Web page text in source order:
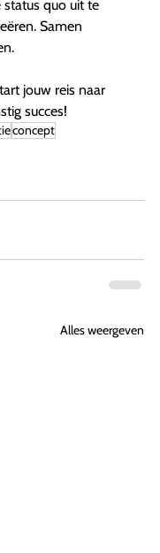
quo uit te
Samen
jouw reis naar
succes!
concept
Alles weergeven